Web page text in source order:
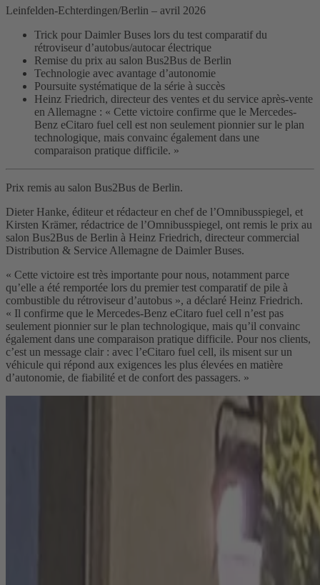
Leinfelden-Echterdingen/Berlin – avril 2026
Trick pour Daimler Buses lors du test comparatif du
rétroviseur d’autobus/autocar électrique
Remise du prix au salon Bus2Bus de Berlin
Technologie avec avantage d’autonomie
Poursuite systématique de la série à succès
Heinz Friedrich, directeur des ventes et du service après-vente
en Allemagne : « Cette victoire confirme que le Mercedes-
Benz eCitaro fuel cell est non seulement pionnier sur le plan
technologique, mais convainc également dans une
comparaison pratique difficile. »
Prix remis au salon Bus2Bus de Berlin.
Dieter Hanke, éditeur et rédacteur en chef de l’Omnibusspiegel, et
Kirsten Krämer, rédactrice de l’Omnibusspiegel, ont remis le prix au
salon Bus2Bus de Berlin à Heinz Friedrich, directeur commercial
Distribution & Service Allemagne de Daimler Buses.
« Cette victoire est très importante pour nous, notamment parce
qu’elle a été remportée lors du premier test comparatif de pile à
combustible du rétroviseur d’autobus », a déclaré Heinz Friedrich.
« Il confirme que le Mercedes-Benz eCitaro fuel cell n’est pas
seulement pionnier sur le plan technologique, mais qu’il convainc
également dans une comparaison pratique difficile. Pour nos clients,
c’est un message clair : avec l’eCitaro fuel cell, ils misent sur un
véhicule qui répond aux exigences les plus élevées en matière
d’autonomie, de fiabilité et de confort des passagers. »